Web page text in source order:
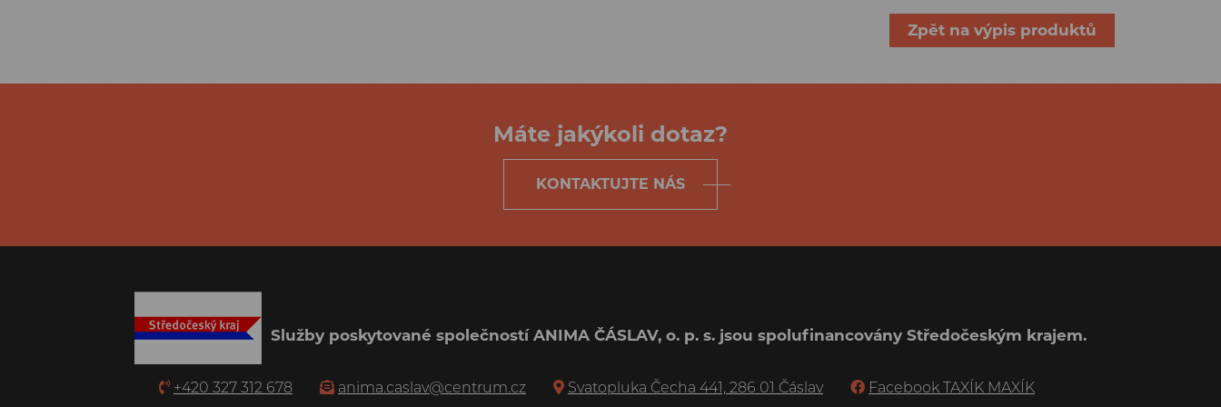
Zpět na výpis produktů
Máte jakýkoli dotaz?
KONTAKTUJTE NÁS
Služby poskytované společností ANIMA ČÁSLAV, o. p. s. jsou spolufinancovány Středočeským krajem.
+420 327 312 678 anima.caslav@centrum.cz Svatopluka Čecha 441, 286 01 Čáslav Facebook TAXÍK MAXÍK